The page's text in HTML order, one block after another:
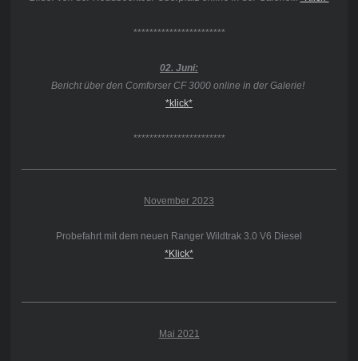
***********************
02. Juni:
Bericht über den Comforser CF 3000 online in der Galerie!
*klick*
***********************
November 2023
Probefahrt mit dem neuen Ranger Wildtrak 3.0 V6 Diesel
*Klick*
Mai 2021